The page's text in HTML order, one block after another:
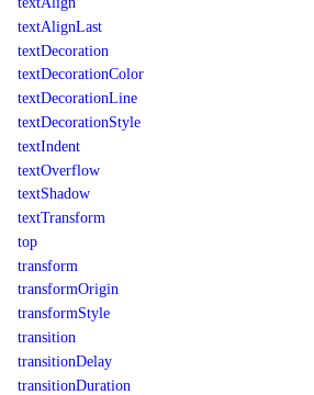
textAlignLast
textDecoration
textDecorationColor
textDecorationLine
textDecorationStyle
textIndent
textOverflow
textShadow
textTransform
top
transform
transformOrigin
transformStyle
transition
transitionDelay
transitionDuration